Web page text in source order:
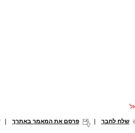
שלח לחבר פרסם את המאמר באתרך |